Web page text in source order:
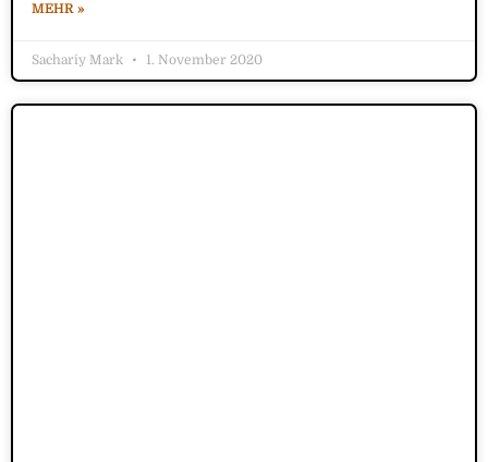
MEHR »
Sachariy Mark 1. November 2020